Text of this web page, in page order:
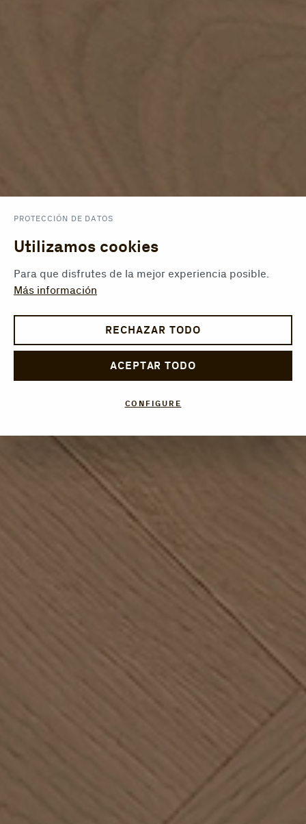
PROTECCIÓN DE DATOS
Utilizamos cookies
Para que disfrutes de la mejor experiencia posible.
Más información
RECHAZAR TODO
ACEPTAR TODO
CONFIGURE